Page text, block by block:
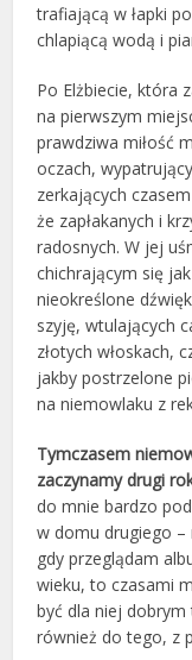
trafiającą w łapki
chlapiącą wodą i
Po Elżbiecie, która
na pierwszym
prawdziwa miłość
oczach,
zerkających
że zapłakanych i
radosnych. W jej
chichrającym się
nieokreślone
szyję, wtulających
złotych włoskach,
jakby postrzelone
na niemowlaku z
Tymczasem
zaczynamy drugi
do mnie bardzo
w domu drugiego –
gdy przeglądam
wieku, to czasami
być dla niej dobrym
również do tego, z